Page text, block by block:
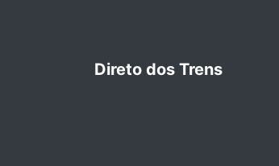
Direto dos Trens